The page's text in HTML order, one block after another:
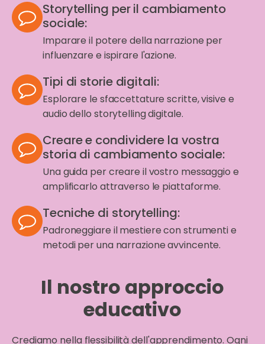
Storytelling per il cambiamento
sociale:
Imparare il potere della narrazione per
influenzare e ispirare l'azione.
Tipi di storie digitali:
Esplorare le sfaccettature scritte, visive e
audio dello storytelling digitale.
Creare e condividere la vostra
storia di cambiamento sociale:
Una guida per creare il vostro messaggio e
amplificarlo attraverso le piattaforme.
Tecniche di storytelling:
Padroneggiare il mestiere con strumenti e
metodi per una narrazione avvincente.
Il nostro approccio
educativo
Crediamo nella flessibilità dell'apprendimento. Ogni